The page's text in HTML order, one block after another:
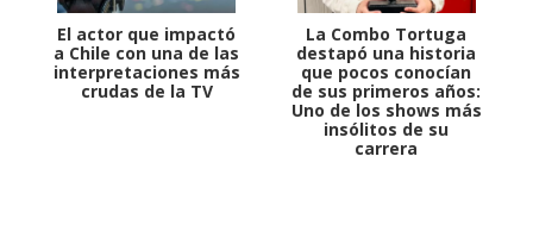
El actor que impactó
a Chile con una de las
interpretaciones más
crudas de la TV
La Combo Tortuga
destapó una historia
que pocos conocían
de sus primeros años:
Uno de los shows más
insólitos de su
carrera